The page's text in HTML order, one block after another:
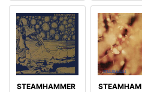
STEAMHAMMER